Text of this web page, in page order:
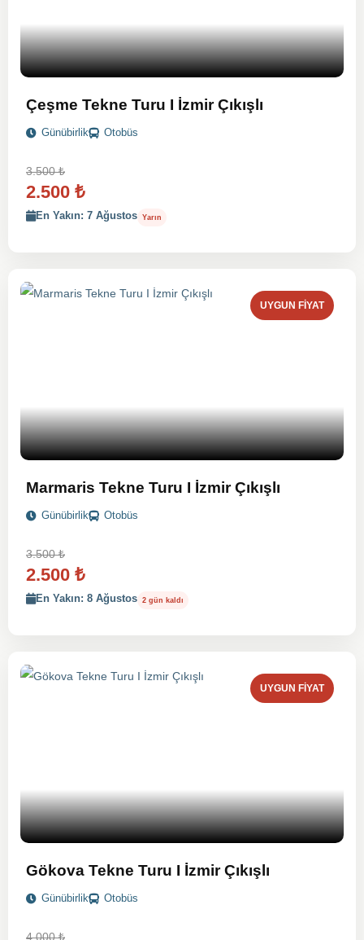
Çeşme Tekne Turu I İzmir Çıkışlı
Günübirlik Otobüs
3.500₺
2.500 ₺
En Yakın: 7 Ağustos Yarın
UYGUN FIYAT
Marmaris Tekne Turu I İzmir Çıkışlı
Günübirlik Otobüs
3.500₺
2.500 ₺
En Yakın: 8 Ağustos 2 gün kaldı
UYGUN FIYAT
Gökova Tekne Turu I İzmir Çıkışlı
Günübirlik Otobüs
4.000₺